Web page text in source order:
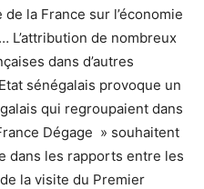
la France sur l’économie
L’attribution de nombreux
dans d’autres
sénégalais provoque un
qui regroupaient dans
Dégage » souhaitent
dans les rapports entre les
la visite du Premier